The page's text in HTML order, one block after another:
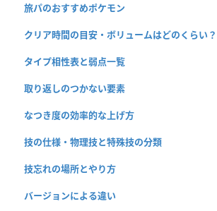
旅パのおすすめポケモン
クリア時間の目安・ボリュームはどのくらい？
タイプ相性表と弱点一覧
取り返しのつかない要素
なつき度の効率的な上げ方
技の仕様・物理技と特殊技の分類
技忘れの場所とやり方
バージョンによる違い